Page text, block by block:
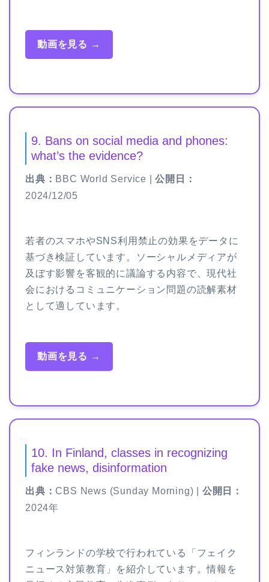
動画を見る →
9. Bans on social media and phones:
what’s the evidence?
出典： BBC World Service |公開日：
2024/12/05
若者のスマホやSNS利用禁止の効果をデータに
基づき検証しています。ソーシャルメディアが
及ぼす影響を客観的に議論する内容で、現代社
会におけるコミュニケーション問題の読解素材
として適しています。
動画を見る →
10. In Finland, classes in recognizing
fake news, disinformation
出典： CBS News (Sunday Morning) | 公開日：
2024年
フィンランドの学校で行われている「フェイク
ニュース対策教育」を紹介しています。情報を